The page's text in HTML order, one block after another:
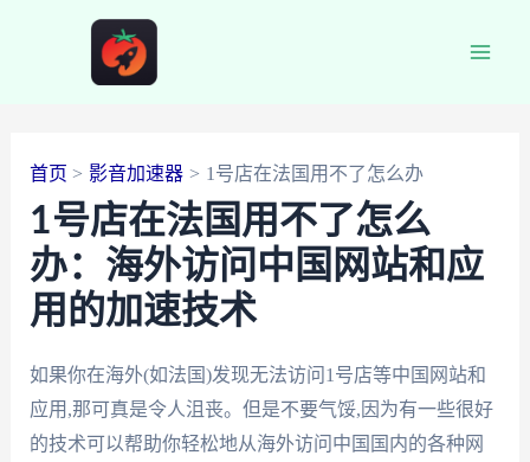
首页 影音加速器 1号店在法国用不了怎么办
1号店在法国用不了怎么
办：海外访问中国网站和应
用的加速技术
如果你在海外(如法国)发现无法访问1号店等中国网站和
应用,那可真是令人沮丧。但是不要气馁,因为有一些很好
的技术可以帮助你轻松地从海外访问中国国内的各种网